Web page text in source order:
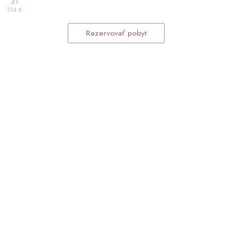
314 €
Rezervovať pobyt